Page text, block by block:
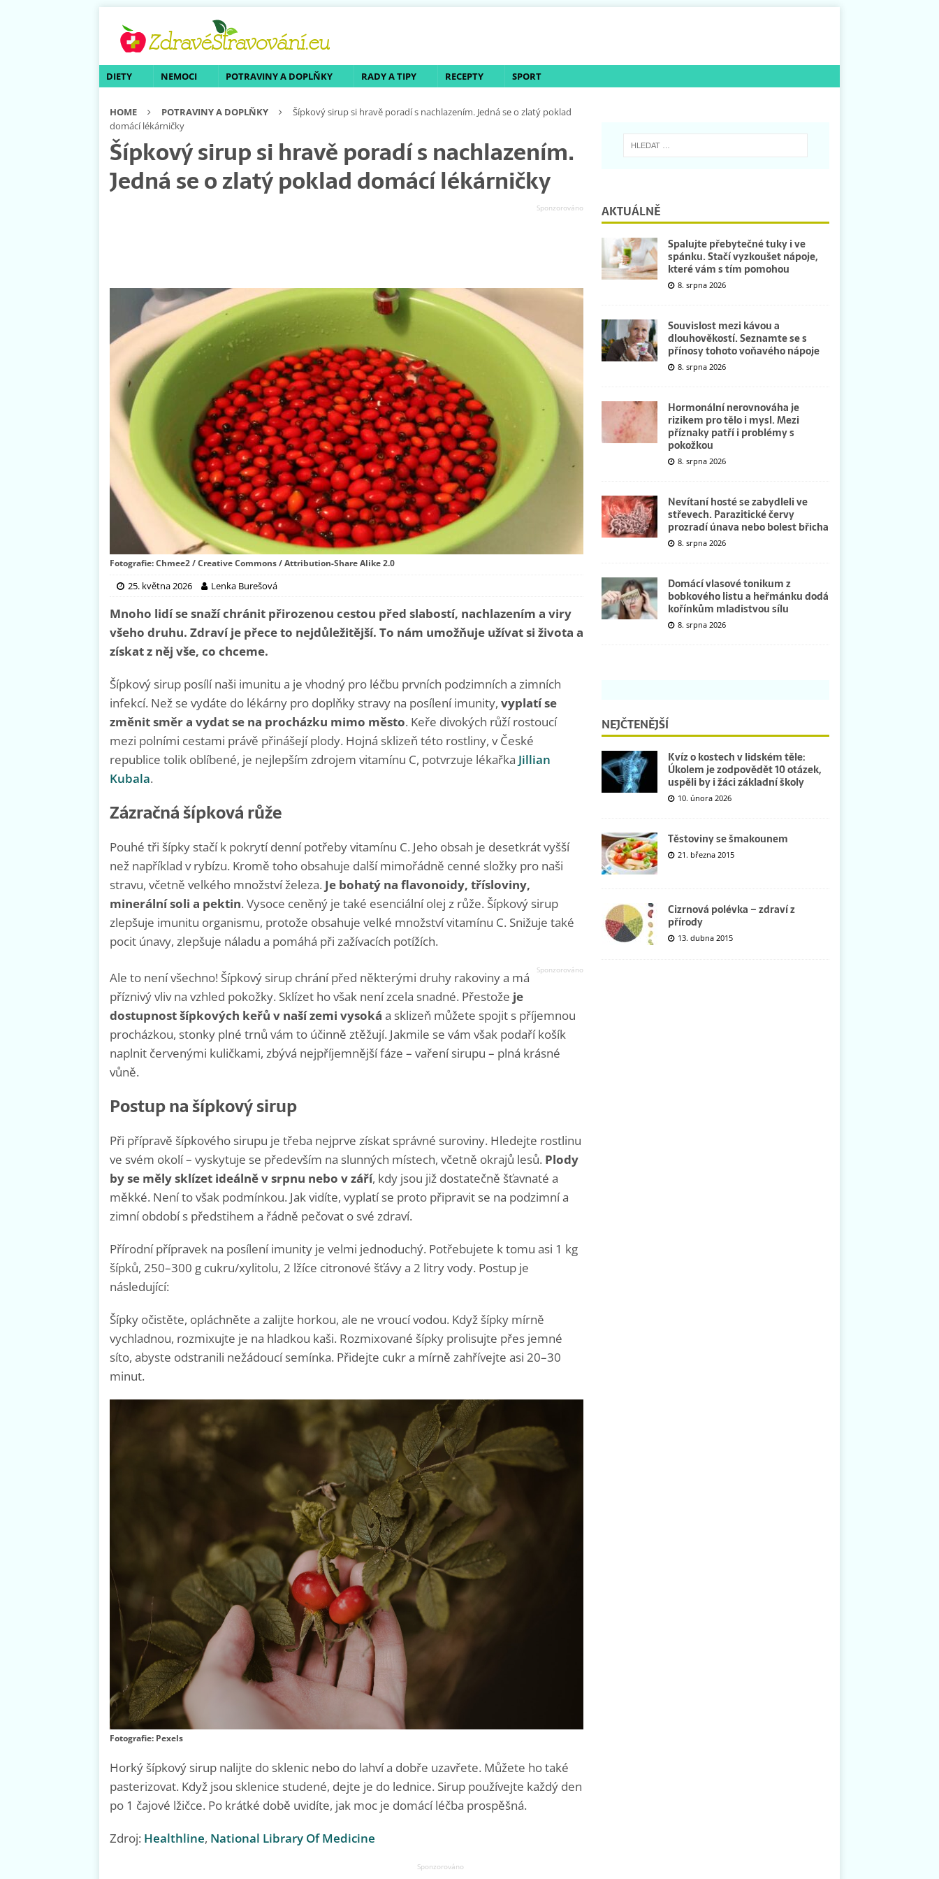
DIETY NEMOCI POTRAVINY A DOPLŇKY RADY A TIPY RECEPTY SPORT
HOME POTRAVINY A DOPLŇKY
Šípkový sirup si hravě poradí s nachlazením. Jedná se o zlatý poklad
domácí lékárničky
Šípkový sirup si hravě poradí s nachlazením.
Jedná se o zlatý poklad domácí lékárničky
Fotografie: Chmee2 / Creative Commons / Attribution-Share Alike 2.0
25. května 2026 Lenka Burešová
Mnoho lidí se snaží chránit přirozenou cestou před slabostí, nachlazením a viry
všeho druhu. Zdraví je přece to nejdůležitější. To nám umožňuje užívat si života a
získat z něj vše, co chceme.
Šípkový sirup posílí naši imunitu a je vhodný pro léčbu prvních podzimních a zimních
infekcí. Než se vydáte do lékárny pro doplňky stravy na posílení imunity, vyplatí se
změnit směr a vydat se na procházku mimo město. Keře divokých růží rostoucí
mezi polními cestami právě přinášejí plody. Hojná sklizeň této rostliny, v České
republice tolik oblíbené, je nejlepším zdrojem vitamínu C, potvrzuje lékařka Jillian
Kubala.
Zázračná šípková růže
Pouhé tři šípky stačí k pokrytí denní potřeby vitamínu C. Jeho obsah je desetkrát vyšší
než například v rybízu. Kromě toho obsahuje další mimořádně cenné složky pro naši
stravu, včetně velkého množství železa. Je bohatý na flavonoidy, třísloviny,
minerální soli a pektin. Vysoce ceněný je také esenciální olej z růže. Šípkový sirup
zlepšuje imunitu organismu, protože obsahuje velké množství vitamínu C. Snižuje také
pocit únavy, zlepšuje náladu a pomáhá při zažívacích potížích.
Ale to není všechno! Šípkový sirup chrání před některými druhy rakoviny a má
příznivý vliv na vzhled pokožky. Sklízet ho však není zcela snadné. Přestože je
dostupnost šípkových keřů v naší zemi vysoká a sklizeň můžete spojit s příjemnou
procházkou, stonky plné trnů vám to účinně ztěžují. Jakmile se vám však podaří košík
naplnit červenými kuličkami, zbývá nejpříjemnější fáze – vaření sirupu – plná krásné
vůně.
Postup na šípkový sirup
Při přípravě šípkového sirupu je třeba nejprve získat správné suroviny. Hledejte rostlinu
ve svém okolí – vyskytuje se především na slunných místech, včetně okrajů lesů. Plody
by se měly sklízet ideálně v srpnu nebo v září, kdy jsou již dostatečně šťavnaté a
měkké. Není to však podmínkou. Jak vidíte, vyplatí se proto připravit se na podzimní a
zimní období s předstihem a řádně pečovat o své zdraví.
Přírodní přípravek na posílení imunity je velmi jednoduchý. Potřebujete k tomu asi 1 kg
šípků, 250–300 g cukru/xylitolu, 2 lžíce citronové šťávy a 2 litry vody. Postup je
následující:
Šípky očistěte, opláchněte a zalijte horkou, ale ne vroucí vodou. Když šípky mírně
vychladnou, rozmixujte je na hladkou kaši. Rozmixované šípky prolisujte přes jemné
síto, abyste odstranili nežádoucí semínka. Přidejte cukr a mírně zahřívejte asi 20–30
minut.
Fotografie: Pexels
Horký šípkový sirup nalijte do sklenic nebo do lahví a dobře uzavřete. Můžete ho také
pasterizovat. Když jsou sklenice studené, dejte je do lednice. Sirup používejte každý den
po 1 čajové lžičce. Po krátké době uvidíte, jak moc je domácí léčba prospěšná.
Zdroj: Healthline, National Library Of Medicine
AKTUÁLNĚ
Spalujte přebytečné tuky i ve
spánku. Stačí vyzkoušet nápoje,
které vám s tím pomohou
8. srpna 2026
Souvislost mezi kávou a
dlouhověkostí. Seznamte se s
přínosy tohoto voňavého nápoje
8. srpna 2026
Hormonální nerovnováha je
rizikem pro tělo i mysl. Mezi
příznaky patří i problémy s
pokožkou
8. srpna 2026
Nevítaní hosté se zabydleli ve
střevech. Parazitické červy
prozradí únava nebo bolest břicha
8. srpna 2026
Domácí vlasové tonikum z
bobkového listu a heřmánku dodá
kořínkům mladistvou sílu
8. srpna 2026
NEJČTENĚJŠÍ
Kvíz o kostech v lidském těle:
Úkolem je zodpovědět 10 otázek,
uspěli by i žáci základní školy
10. února 2026
Těstoviny se šmakounem
21. března 2015
Cizrnová polévka – zdraví z
přírody
13. dubna 2015